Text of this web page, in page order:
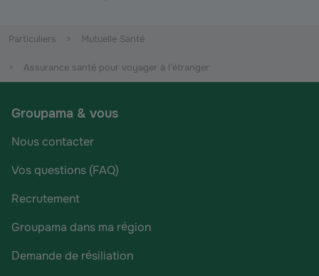
Particuliers Mutuelle Santé
Assurance santé pour voyager à l’étranger
Groupama & vous
Nous contacter
Vos questions (FAQ)
Recrutement
Groupama dans ma région
Demande de résiliation